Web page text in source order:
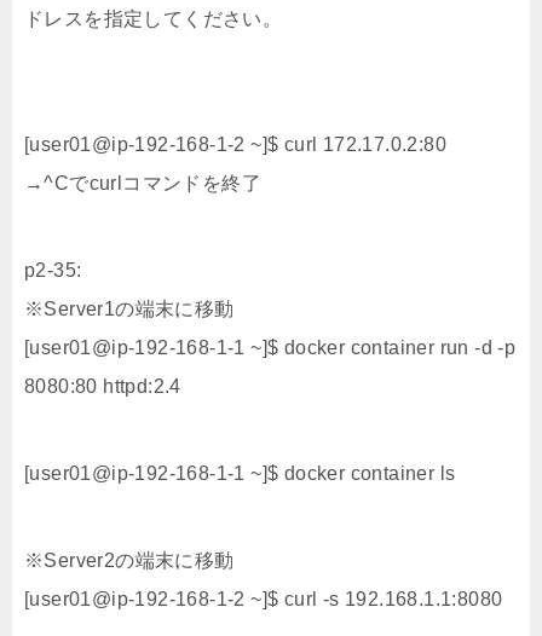
ドレスを指定してください。
[user01@ip-192-168-1-2 ~]$ curl 172.17.0.2:80
→^Cでcurlコマンドを終了
p2-35:
※Server1の端末に移動
[user01@ip-192-168-1-1 ~]$ docker container run -d -p
8080:80 httpd:2.4
[user01@ip-192-168-1-1 ~]$ docker container ls
※Server2の端末に移動
[user01@ip-192-168-1-2 ~]$ curl -s 192.168.1.1:8080